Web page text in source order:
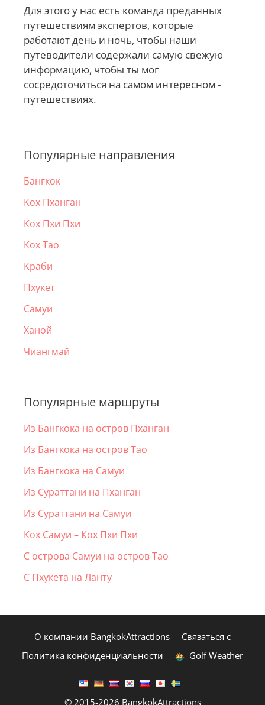
Для этого у нас есть команда преданных
путешествиям экспертов, которые
работают день и ночь, чтобы наши
путеводители содержали самую свежую
информацию, чтобы ты мог
сосредоточиться на самом интересном -
путешествиях.
Популярные направления
Бангкок
Кох Пханган
Кох Пхи Пхи
Кох Тао
Краби
Пхукет
Самуи
Ханой
Чиангмай
Популярные маршруты
Из Бангкока на остров Пханган
Из Бангкока на остров Тао
Из Бангкока на Самуи
Из Сураттани на Пханган
Из Сураттани на Самуи
Кох Самуи – Кох Пхи Пхи
С острова Самуи на остров Тао
С Пхукета на Ланту
О компании BangkokAttractions
Связаться с
Политика конфиденциальности
Golf Weather
© 2015-2026 BangkokAttractions